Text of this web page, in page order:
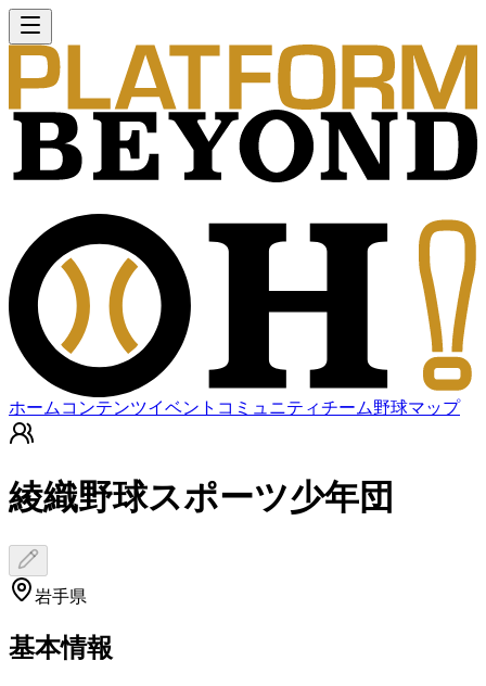
ホーム コンテンツイベント コミュニティチーム野球マップ
綾織野球スポーツ少年団
岩手県
基本情報